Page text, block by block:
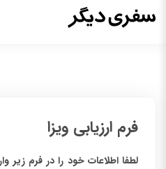
فرم ارزیابی ویزا
لطفا اطلاعات خود را در فرم زیر